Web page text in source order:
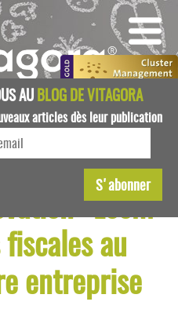
: zoom
au
entreprise
AUBLOG DE VITAGORA
articles dès leur publication